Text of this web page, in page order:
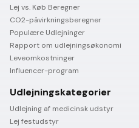
Lej vs. Køb Beregner
CO2-påvirkningsberegner
Populære Udlejninger
Rapport om udlejningsøkonomi
Leveomkostninger
Influencer-program
Udlejningskategorier
Udlejning af medicinsk udstyr
Lej festudstyr